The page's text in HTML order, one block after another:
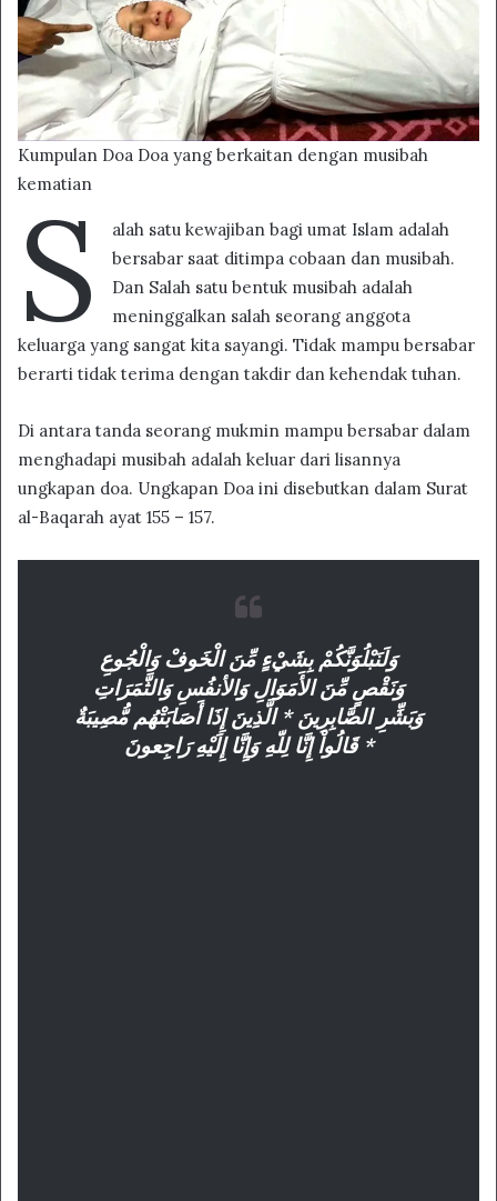
Kumpulan Doa Doa yang berkaitan dengan musibah
kematian
S
alah satu kewajiban bagi umat Islam adalah
bersabar saat ditimpa cobaan dan musibah.
Dan Salah satu bentuk musibah adalah
meninggalkan salah seorang anggota
keluarga yang sangat kita sayangi. Tidak mampu bersabar
berarti tidak terima dengan takdir dan kehendak tuhan.
Di antara tanda seorang mukmin mampu bersabar dalam
menghadapi musibah adalah keluar dari lisannya
ungkapan doa. Ungkapan Doa ini disebutkan dalam Surat
al-Baqarah ayat 155 – 157.
وَلَنَبْلُوَنَّكُمْ بِشَيْءٍ مِّنَ الْخَوفْ وَالْجُوعِ
وَنَقْصٍ مِّنَ الأَمَوَالِ وَالأنفُسِ وَالثَّمَرَاتِ
وَبَشِّرِ الصَّابِرِينَ * الَّذِينَ إِذَا أَصَابَتْهُم مُّصِيبَةٌ
قَالُواْ إِنَّا لِلّهِ وَإِنَّا إِلَيْهِ رَاجِعونَ *